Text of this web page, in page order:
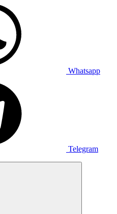
Whatsapp
Telegram